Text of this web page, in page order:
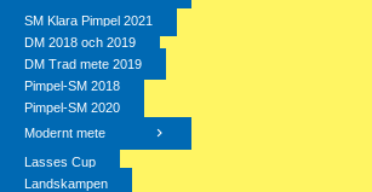
SM Klara Pimpel 2021
DM 2018 och 2019
DM Trad mete 2019
Pimpel-SM 2018
Pimpel-SM 2020
Modernt mete
Lasses Cup
Landskampen